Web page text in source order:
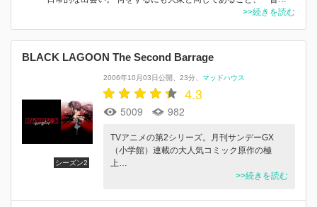
>>続きを読む
BLACK LAGOON The Second Barrage
シーズン2
2006年10月03日公開 23分 マッドハウス
4.3
5009 982
TVアニメの第2シリーズ。月刊サンデーGX
（小学館）連載の大人気コミック原作の極
上…
>>続きを読む